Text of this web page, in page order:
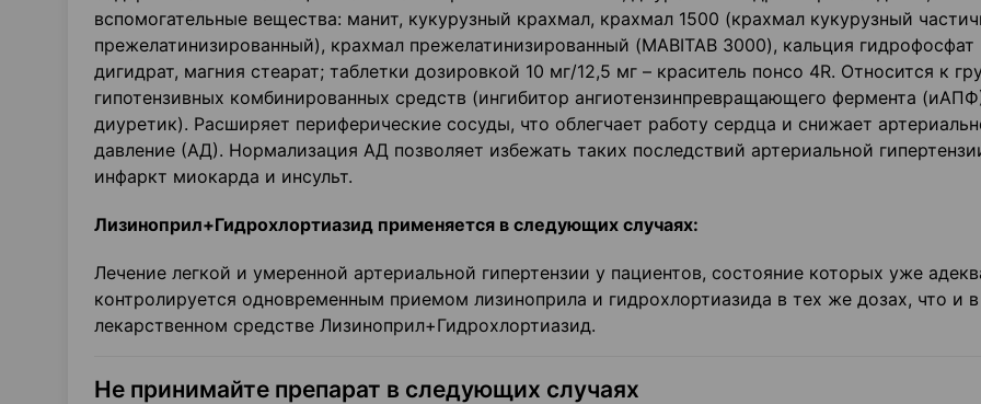
вспомогательные вещества: манит, кукурузный крахмал, крахмал 1500 (крахмал кукурузный
прежелатинизированный), крахмал прежелатинизированный (MABITAB 3000), кальция гидрофосфат
дигидрат, магния стеарат; таблетки дозировкой 10 мг/12,5 мг – краситель понсо 4R. Относится к
гипотензивных комбинированных средств (ингибитор ангиотензинпревращающего фермента
диуретик). Расширяет периферические сосуды, что облегчает работу сердца и снижает
давление (АД). Нормализация АД позволяет избежать таких последствий артериальной
инфаркт миокарда и инсульт.
Лизиноприл+Гидрохлортиазид применяется в следующих случаях:
Лечение легкой и умеренной артериальной гипертензии у пациентов, состояние которых уже
контролируется одновременным приемом лизиноприла и гидрохлортиазида в тех же дозах, что и в
лекарственном средстве Лизиноприл+Гидрохлортиазид.
Не принимайте препарат в следующих случаях